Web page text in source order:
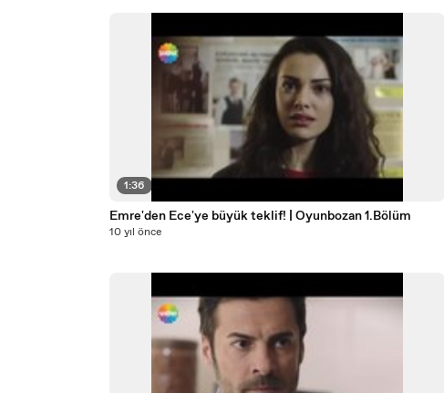
1:36
Emre'den Ece'ye büyük teklif! | Oyunbozan 1.Bölüm
10 yıl önce